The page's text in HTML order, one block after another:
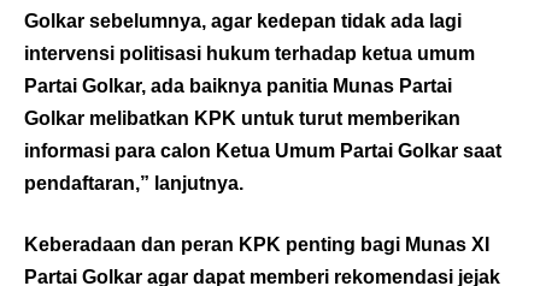
Golkar sebelumnya, agar kedepan tidak ada lagi
intervensi politisasi hukum terhadap ketua umum
Partai Golkar, ada baiknya panitia Munas Partai
Golkar melibatkan KPK untuk turut memberikan
informasi para calon Ketua Umum Partai Golkar saat
pendaftaran,” lanjutnya.
Keberadaan dan peran KPK penting bagi Munas XI
Partai Golkar agar dapat memberi rekomendasi jejak